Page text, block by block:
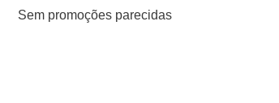
Sem promoções parecidas